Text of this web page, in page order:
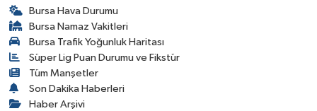
Bursa Hava Durumu
Bursa Namaz Vakitleri
Bursa Trafik Yoğunluk Haritası
Süper Lig Puan Durumu ve Fikstür
Tüm Manşetler
Son Dakika Haberleri
Haber Arşivi